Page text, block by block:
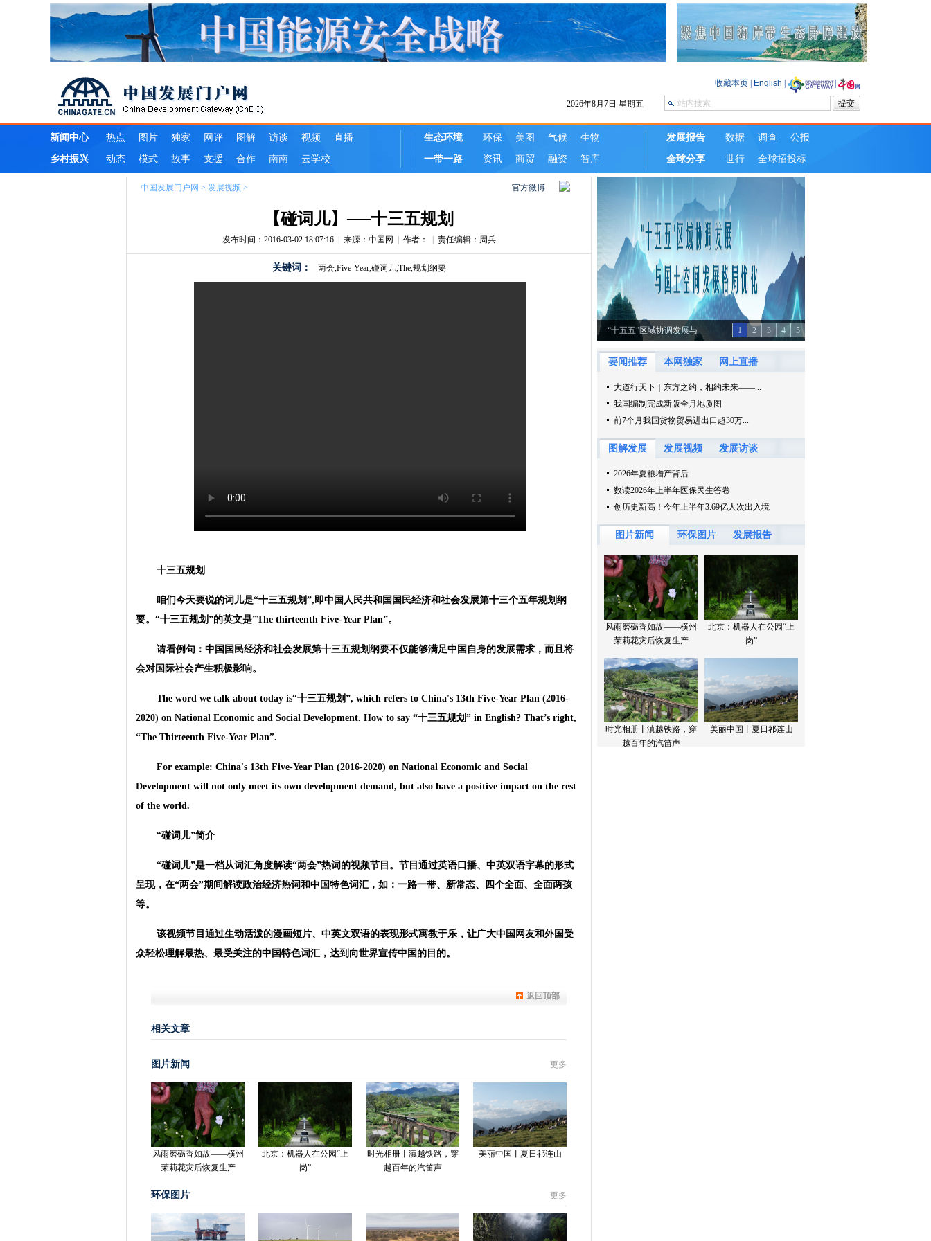
官方微博
中国发展门户网 > 发展视频 >
【碰词儿】──十三五规划
发布时间：2016-03-02 18:07:16| 来源：中国网 作者： 责任编辑：周兵
关键词： 两会,Five-Year,碰词儿,The,规划纲要
十三五规划
咱们今天要说的词儿是“十三五规划”,即中国人民共和国国民经济和社会发展第十三个五年规划纲
要。“十三五规划”的英文是”The thirteenth Five-Year Plan”。
请看例句：中国国民经济和社会发展第十三五规划纲要不仅能够满足中国自身的发展需求，而且将
会对国际社会产生积极影响。
The word we talk about today is“十三五规划”, which refers to China's 13th Five-Year Plan (2016-
2020) on National Economic and Social Development. How to say “十三五规划” in English? That’s right,
“The Thirteenth Five-Year Plan”.
For example: China's 13th Five-Year Plan (2016-2020) on National Economic and Social
Development will not only meet its own development demand, but also have a positive impact on the rest
of the world.
“碰词儿”简介
“碰词儿”是一档从词汇角度解读“两会”热词的视频节目。节目通过英语口播、中英双语字幕的形式
呈现，在“两会”期间解读政治经济热词和中国特色词汇，如：一路一带、新常态、四个全面、全面两孩
等。
该视频节目通过生动活泼的漫画短片、中英文双语的表现形式寓教于乐，让广大中国网友和外国受
众轻松理解最热、最受关注的中国特色词汇，达到向世界宣传中国的目的。
返回顶部
相关文章